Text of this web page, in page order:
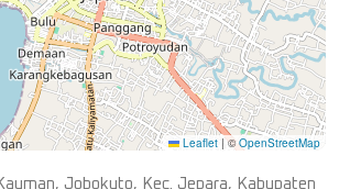
Leaflet |©OpenStreetMap
Jobokuto, Kec. Jepara, Kabupaten